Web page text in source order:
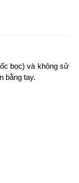
bọc) và không sử
bằng tay.